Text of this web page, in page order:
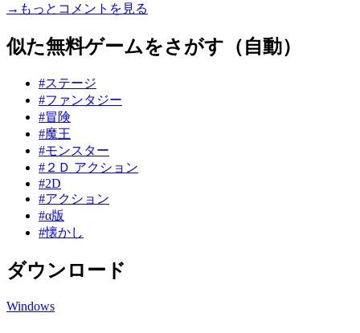
→もっとコメントを見る
似た無料ゲームをさがす（自動）
#ステージ
#ファンタジー
#冒険
#魔王
#モンスター
#２Ｄ アクション
#2D
#アクション
#α版
#懐かし
ダウンロード
Windows